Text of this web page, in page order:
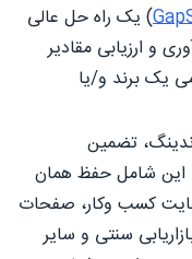
) یک راه حل عالی
و ارزیابی مقادیر
یک برند و/یا
تضمین
این شامل حفظ همان
کسب وکار، صفحات
سنتی و سایر